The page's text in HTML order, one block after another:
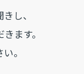
し、
ます。
。